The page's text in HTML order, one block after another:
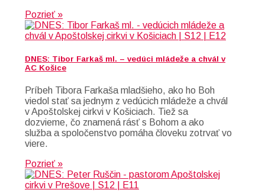
Pozrieť »
DNES: Tibor Farkaš ml. – vedúci mládeže a chvál v
AC Košice
Príbeh Tibora Farkaša mladšieho, ako ho Boh
viedol stať sa jednym z vedúcich mládeže a chvál
v Apoštolskej cirkvi v Košiciach. Tiež sa
dozvieme, čo znamená rásť s Bohom a ako
služba a spoločenstvo pomáha človeku zotrvať vo
viere.
Pozrieť »